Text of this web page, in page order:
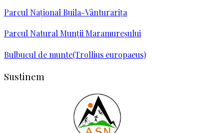
Parcul Naţional Buila-Vânturariţa
Parcul Natural Munții Maramureșului
Bulbucul de munte(Trollius europaeus)
Sustinem